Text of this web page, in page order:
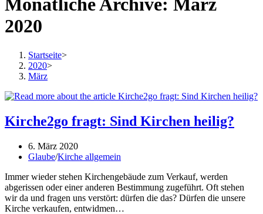
Monatliche Archive: März
2020
Startseite>
2020>
März
Kirche2go fragt: Sind Kirchen heilig?
Beitrag
veröffentlicht:
6. März 2020
Beitrags-
Glaube/Kirche allgemein
Immer wieder stehen Kirchengebäude zum Verkauf, werden
abgerissen oder einer anderen Bestimmung zugeführt. Oft stehen
wir da und fragen uns verstört: dürfen die das? Dürfen die unsere
Kirche verkaufen, entwidmen…